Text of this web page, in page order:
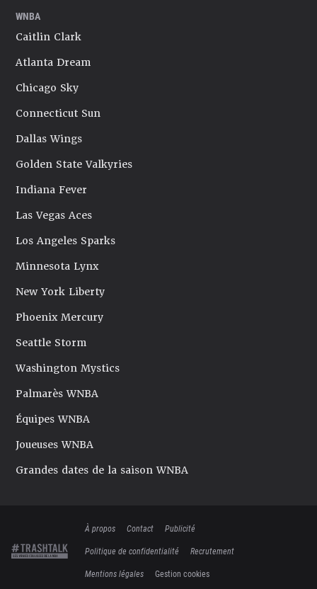
WNBA
Caitlin Clark
Atlanta Dream
Chicago Sky
Connecticut Sun
Dallas Wings
Golden State Valkyries
Indiana Fever
Las Vegas Aces
Los Angeles Sparks
Minnesota Lynx
New York Liberty
Phoenix Mercury
Seattle Storm
Washington Mystics
Palmarès WNBA
Équipes WNBA
Joueuses WNBA
Grandes dates de la saison WNBA
À propos Contact
Publicité
Politique de confidentialité
Recrutement
Mentions légales
Gestion cookies